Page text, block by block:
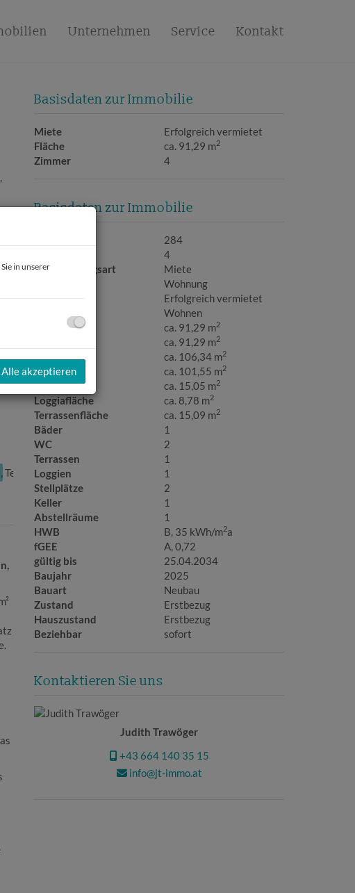
Unternehmen Service Kontakt
Basisdaten zur Immobilie
Miete
Erfolgreich vermietet
Fläche
ca. 91,29 m2
Zimmer 4
Basisdaten zur Immobilie
284
4
Vermarktungsart
Miete
Wohnung
Erfolgreich vermietet
Wohnen
ca. 91,29 m2
ca. 91,29 m2
Nutzfläche ca. 106,34 m2
Gartenfläche ca. 101,55 m2
Kellerfläche ca. 15,05 m2
Loggiafläche ca. 8,78 m2
Terrassenfläche ca. 15,09 m2
Bäder
1
WC
2
Terrassen
1
Loggien
1
Stellplätze
2
Keller
1
Abstellräume
1
HWB
B, 35 kWh/m2a
fGEE
A, 0,72
gültig bis
25.04.2034
Baujahr
2025
Bauart
Neubau
Zustand
Erstbezug
Hauszustand
Erstbezug
Beziehbar
sofort
Kontaktieren Sie uns
Judith Trawöger
+43 664 140 35 15
info@jt-immo.at
in unserer
Alle akzeptieren